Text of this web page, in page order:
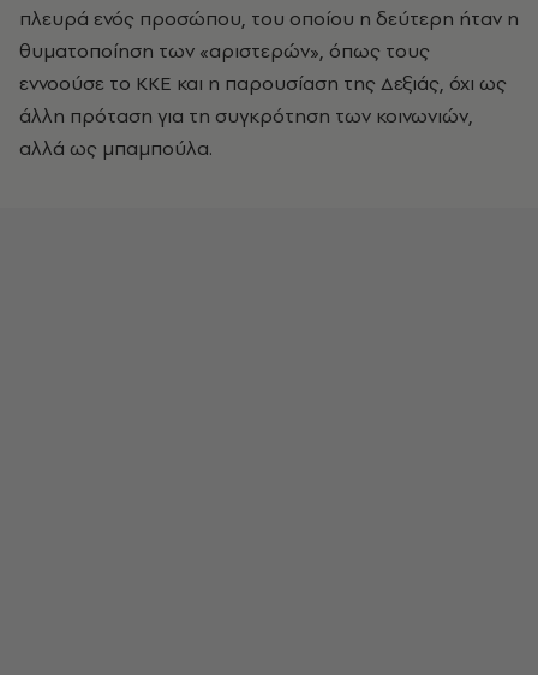
πλευρά ενός προσώπου, του οποίου η δεύτερη ήταν η
θυματοποίηση των «αριστερών», όπως τους
εννοούσε το ΚΚΕ και η παρουσίαση της Δεξιάς, όχι ως
άλλη πρόταση για τη συγκρότηση των κοινωνιών,
αλλά ως μπαμπούλα.